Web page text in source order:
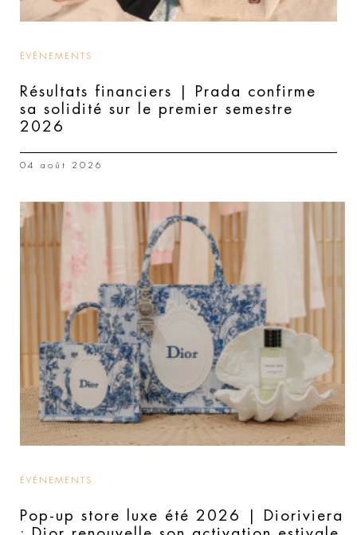
ÉVÉNEMENTS
Résultats financiers | Prada confirme
sa solidité sur le premier semestre
2026
04 août 2026
ÉVÉNEMENTS
Pop-up store luxe été 2026 | Dioriviera